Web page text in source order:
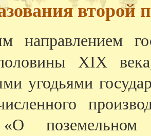
второй
направлением
XIX
угодьями
поземельном